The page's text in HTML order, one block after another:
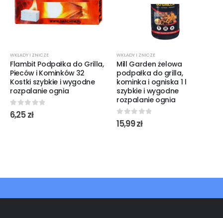
WKŁADY I ZNICZE
Flambit Podpałka do Grilla,
Pieców i Kominków 32
Kostki szybkie i wygodne
rozpalanie ognia
0out of 5
6,25zł
WKŁADY I ZNICZE
Mill Garden żelowa
podpałka do grilla,
kominka i ogniska 1 l
szybkie i wygodne
rozpalanie ognia
0out of 5
15,99zł